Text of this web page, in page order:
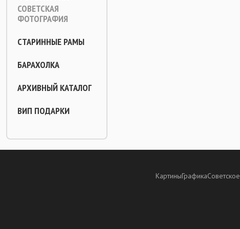
СОВЕТСКАЯ
ФОТОГРАФИЯ
СТАРИННЫЕ РАМЫ
БАРАХОЛКА
АРХИВНЫЙ КАТАЛОГ
ВИП ПОДАРКИ
КартиныГрафикаСоветское